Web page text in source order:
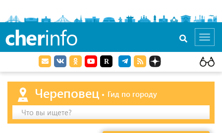
cherinfo
Череповец
Гид по городу
Что вы ищете?